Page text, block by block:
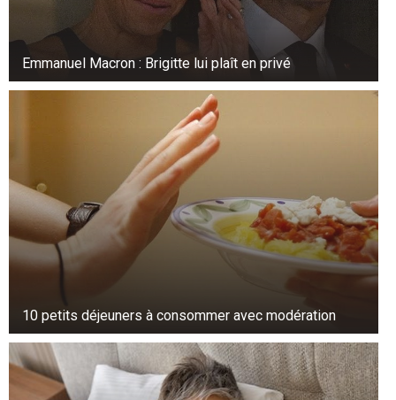
Emmanuel Macron : Brigitte lui plaît en privé
10 petits déjeuners à consommer avec modération